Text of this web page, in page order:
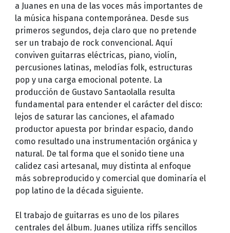
a Juanes en una de las voces más importantes de
la música hispana contemporánea. Desde sus
primeros segundos, deja claro que no pretende
ser un trabajo de rock convencional. Aquí
conviven guitarras eléctricas, piano, violín,
percusiones latinas, melodías folk, estructuras
pop y una carga emocional potente. La
producción de Gustavo Santaolalla resulta
fundamental para entender el carácter del disco:
lejos de saturar las canciones, el afamado
productor apuesta por brindar espacio, dando
como resultado una instrumentación orgánica y
natural. De tal forma que el sonido tiene una
calidez casi artesanal, muy distinta al enfoque
más sobreproducido y comercial que dominaría el
pop latino de la década siguiente.
El trabajo de guitarras es uno de los pilares
centrales del álbum. Juanes utiliza riffs sencillos